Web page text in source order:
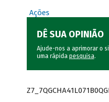
Ações
DÊ SUA OPINIÃO
Ajude-nos a aprimorar o
uma rápida pesquisa.